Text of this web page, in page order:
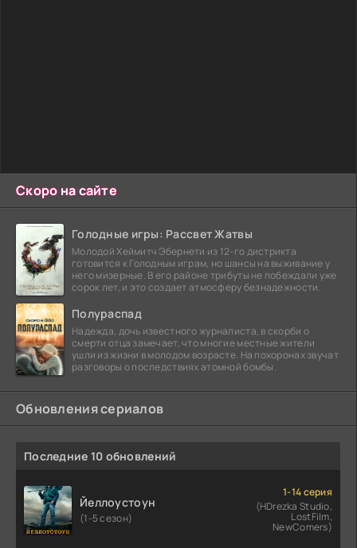
Скоро на сайте
Голодные игры: Рассвет Жатвы
Молодой Хеймитч Эбернети из 12-го дистрикта
готовится к Голодным играм, но шансы на выживание у
него мизерные. В его районе трибуты не побеждали уже
сорок лет, и это создает атмосферу безнадежности.
Полураспад
Надежда, дочь известного журналиста, в скорби о
смерти отца замечает, что многие местные жители
ушли из жизни в молодом возрасте. На похоронах звучат
разговоры о последствиях атомной бомбы.
Обновления сериалов
Последние 10 обновлений
Йеллоустоун
(1-5 сезон)
1-14 серия
(HDrezka Studio,
LostFilm,
NewComers)